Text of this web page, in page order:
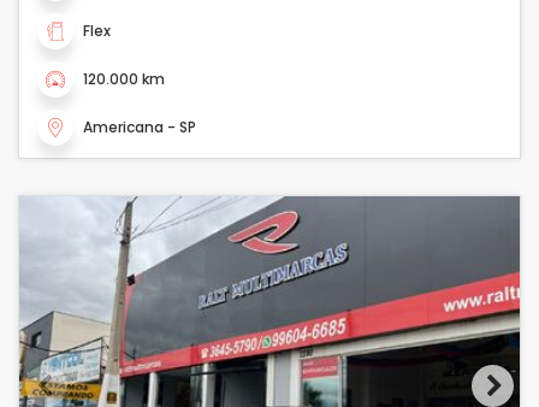
Flex
120.000 km
Americana - SP